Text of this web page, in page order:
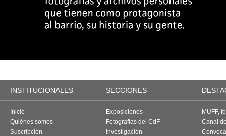
INSTITUCIONALES SECCIONES
Inicio
Quiénes somos
Suscripción
Exposiciones
Fotografías del CdF
Investigación
MUFF,
Canal